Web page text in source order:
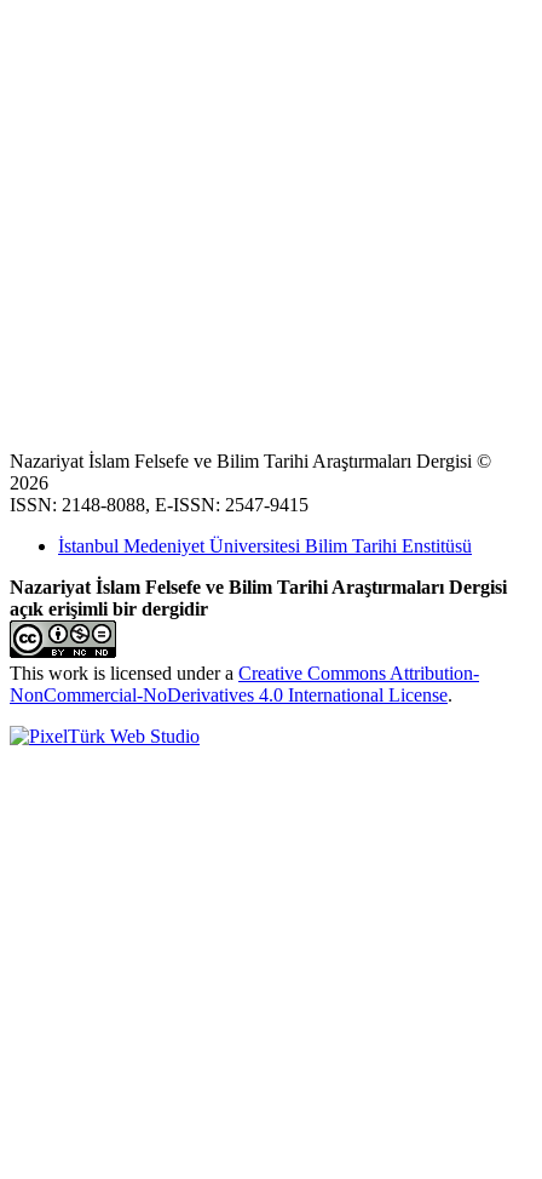
Nazariyat İslam Felsefe ve Bilim Tarihi Araştırmaları Dergisi ©
2026
ISSN: 2148-8088, E-ISSN: 2547-9415
İstanbul Medeniyet Üniversitesi Bilim Tarihi Enstitüsü
Nazariyat İslam Felsefe ve Bilim Tarihi Araştırmaları Dergisi
açık erişimli bir dergidir
This work is licensed under a Creative Commons Attribution-
NonCommercial-NoDerivatives 4.0 International License.